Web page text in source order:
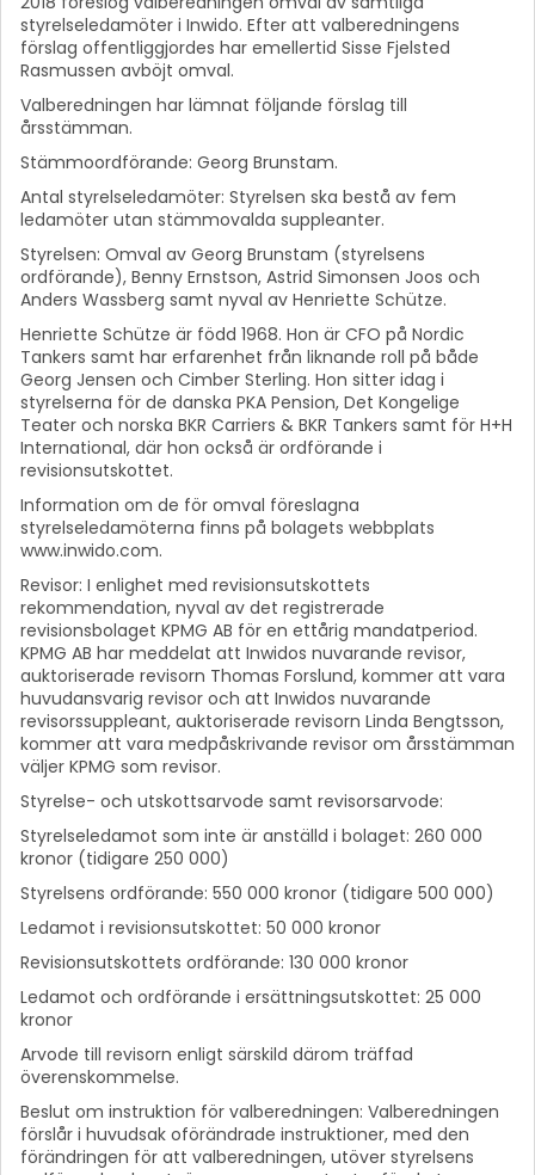
styrelseledamöter i Inwido. Efter att valberedningens
förslag offentliggjordes har emellertid Sisse Fjelsted
Rasmussen avböjt omval.
Valberedningen har lämnat följande förslag till
årsstämman.
Stämmoordförande: Georg Brunstam.
Antal styrelseledamöter: Styrelsen ska bestå av fem
ledamöter utan stämmovalda suppleanter.
Styrelsen: Omval av Georg Brunstam (styrelsens
ordförande), Benny Ernstson, Astrid Simonsen Joos och
Anders Wassberg samt nyval av Henriette Schütze.
Henriette Schütze är född 1968. Hon är CFO på Nordic
Tankers samt har erfarenhet från liknande roll på både
Georg Jensen och Cimber Sterling. Hon sitter idag i
styrelserna för de danska PKA Pension, Det Kongelige
Teater och norska BKR Carriers & BKR Tankers samt för H+H
International, där hon också är ordförande i
revisionsutskottet.
Information om de för omval föreslagna
styrelseledamöterna finns på bolagets webbplats
www.inwido.com.
Revisor: I enlighet med revisionsutskottets
rekommendation, nyval av det registrerade
revisionsbolaget KPMG AB för en ettårig mandatperiod.
KPMG AB har meddelat att Inwidos nuvarande revisor,
auktoriserade revisorn Thomas Forslund, kommer att vara
huvudansvarig revisor och att Inwidos nuvarande
revisorssuppleant, auktoriserade revisorn Linda Bengtsson,
kommer att vara medpåskrivande revisor om årsstämman
väljer KPMG som revisor.
Styrelse- och utskottsarvode samt revisorsarvode:
Styrelseledamot som inte är anställd i bolaget: 260 000
kronor (tidigare 250 000)
Styrelsens ordförande: 550 000 kronor (tidigare 500 000)
Ledamot i revisionsutskottet: 50 000 kronor
Revisionsutskottets ordförande: 130 000 kronor
Ledamot och ordförande i ersättningsutskottet: 25 000
kronor
Arvode till revisorn enligt särskild därom träffad
överenskommelse.
Beslut om instruktion för valberedningen: Valberedningen
förslår i huvudsak oförändrade instruktioner, med den
förändringen för att valberedningen, utöver styrelsens